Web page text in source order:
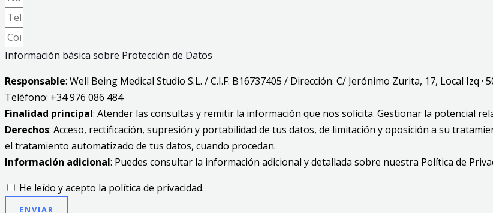
Información básica sobre Protección de Datos
Responsable: Well Being Medical Studio S.L. / C.I.F: B16737405 / Dirección: C/ Jerónimo Zurita, 17, Local Izq
Teléfono: +34 976 086 484
Finalidad principal: Atender las consultas y remitir la información que nos solicita. Gestionar la potencial
Derechos: Acceso, rectificación, supresión y portabilidad de tus datos, de limitación y oposición a su
el tratamiento automatizado de tus datos, cuando procedan.
Información adicional: Puedes consultar la información adicional y detallada sobre nuestra Política de
He leído y acepto la política de privacidad.
ENVIAR